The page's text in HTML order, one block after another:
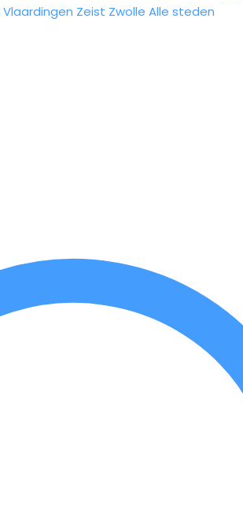
Vlaardingen Zeist Zwolle Alle steden